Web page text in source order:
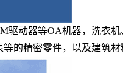
驱动器等OA机器，洗衣
的精密零件，以及建筑